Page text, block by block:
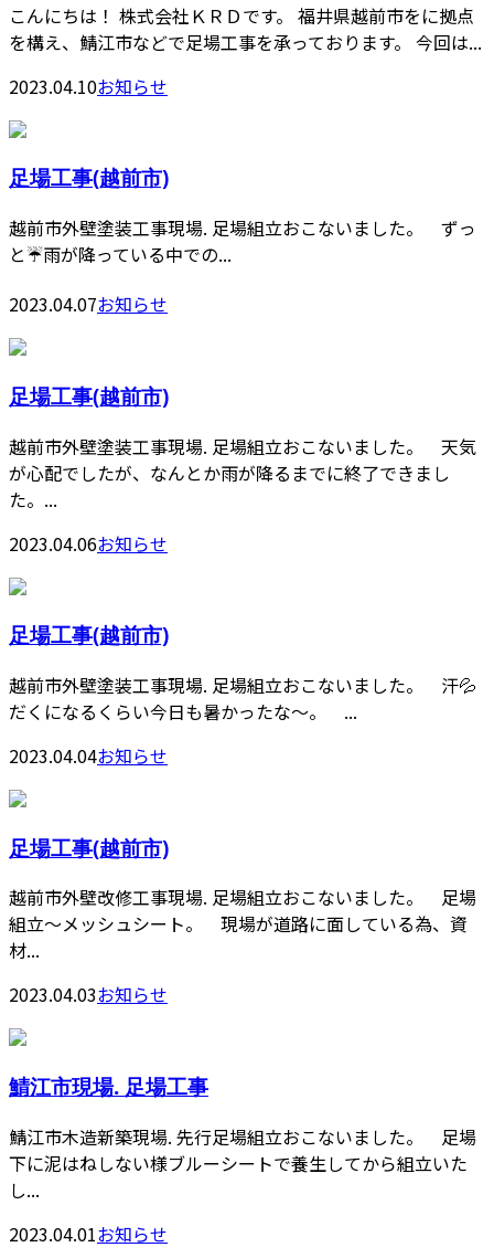
こんにちは！ 株式会社ＫＲＤです。 福井県越前市をに拠点
を構え、鯖江市などで足場工事を承っております。 今回は...
2023.04.10お知らせ
足場工事(越前市)
越前市外壁塗装工事現場. 足場組立おこないました。 ずっ
と☔️雨が降っている中での...
2023.04.07お知らせ
足場工事(越前市)
越前市外壁塗装工事現場. 足場組立おこないました。 天気
が心配でしたが、なんとか雨が降るまでに終了できまし
た。...
2023.04.06お知らせ
足場工事(越前市)
越前市外壁塗装工事現場. 足場組立おこないました。 汗💦
だくになるくらい今日も暑かったな〜。 ...
2023.04.04お知らせ
足場工事(越前市)
越前市外壁改修工事現場. 足場組立おこないました。 足場
組立〜メッシュシート。 現場が道路に面している為、資
材...
2023.04.03お知らせ
鯖江市現場. 足場工事
鯖江市木造新築現場. 先行足場組立おこないました。 足場
下に泥はねしない様ブルーシートで養生してから組立いた
し...
2023.04.01お知らせ